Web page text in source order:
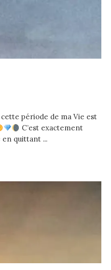
période de ma Vie est
C’est exactement
en quittant ...